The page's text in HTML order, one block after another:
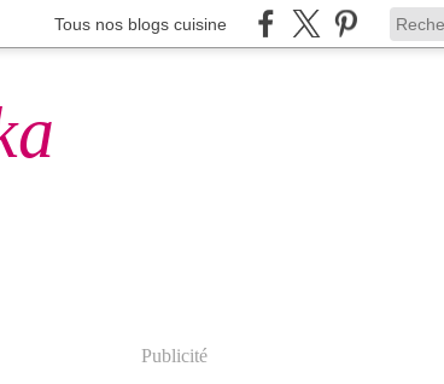
Tous nos blogs cuisine
Publicité